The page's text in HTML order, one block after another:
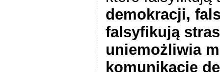
demokracji,
falsyfikują
uniemożliwia
komunikację